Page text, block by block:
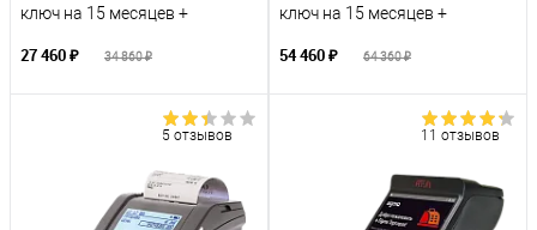
ключ на 15 месяцев +
27 460 ₽ 34 860 ₽
ключ на 15 месяцев +
54 460 ₽ 64 360 ₽
5 отзывов 11 отзывов